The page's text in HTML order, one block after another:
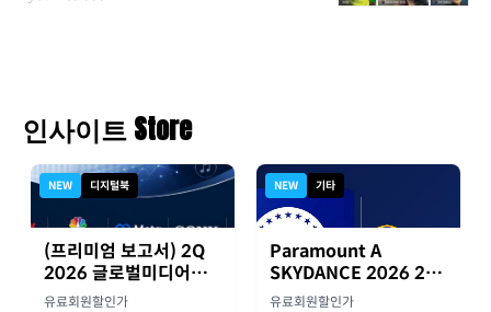
인사이트 Store
NEW 디지털북
(프리미엄 보고서) 2Q
2026 글로벌미디어기
업 실적 종합 보고서
유료회원할인가
NEW 기타
Paramount A
SKYDANCE 2026 2분
기 실적
유료회원할인가